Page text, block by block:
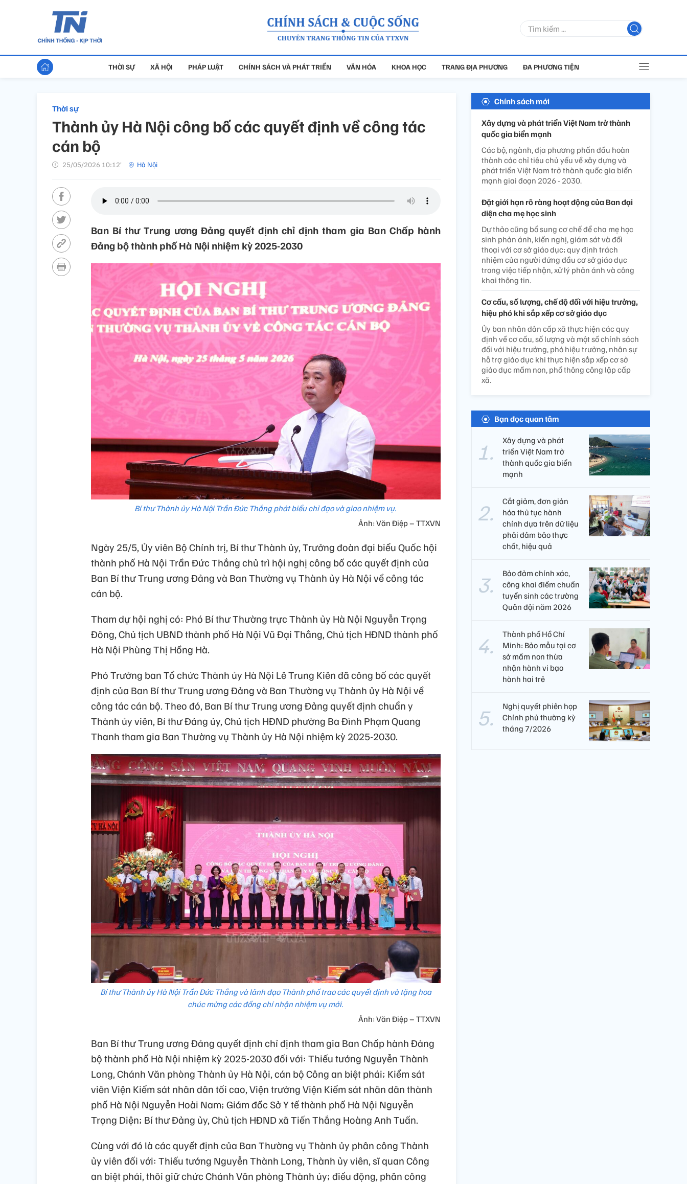
THỜI SỰ XÃ HỘI PHÁP LUẬT CHÍNH SÁCH VÀ PHÁT TRIỂN VĂN HÓA KHOA HỌC TRANG ĐỊA PHƯƠNG ĐA PHƯƠNG TIỆN
Thời sự
Thành ủy Hà Nội công bố các quyết định về công tác
cán bộ
25/05/2026 10:12’ Hà Nội
Ban Bí thư Trung ương Đảng quyết định chỉ định tham gia Ban Chấp hành
Đảng bộ thành phố Hà Nội nhiệm kỳ 2025-2030
Bí thư Thành ủy Hà Nội Trần Đức Thắng phát biểu chỉ đạo và giao nhiệm vụ.
Ảnh: Văn Điệp – TTXVN
Ngày 25/5, Ủy viên Bộ Chính trị, Bí thư Thành ủy, Trưởng đoàn đại biểu Quốc hội
thành phố Hà Nội Trần Đức Thắng chủ trì hội nghị công bố các quyết định của
Ban Bí thư Trung ương Đảng và Ban Thường vụ Thành ủy Hà Nội về công tác
cán bộ.
Tham dự hội nghị có: Phó Bí thư Thường trực Thành ủy Hà Nội Nguyễn Trọng
Đông, Chủ tịch UBND thành phố Hà Nội Vũ Đại Thắng, Chủ tịch HĐND thành phố
Hà Nội Phùng Thị Hồng Hà.
Phó Trưởng ban Tổ chức Thành ủy Hà Nội Lê Trung Kiên đã công bố các quyết
định của Ban Bí thư Trung ương Đảng và Ban Thường vụ Thành ủy Hà Nội về
công tác cán bộ. Theo đó, Ban Bí thư Trung ương Đảng quyết định chuẩn y
Thành ủy viên, Bí thư Đảng ủy, Chủ tịch HĐND phường Ba Đình Phạm Quang
Thanh tham gia Ban Thường vụ Thành ủy Hà Nội nhiệm kỳ 2025-2030.
Bí thư Thành ủy Hà Nội Trần Đức Thắng và lãnh đạo Thành phố trao các quyết định và tặng hoa
chúc mừng các đồng chí nhận nhiệm vụ mới.
Ảnh: Văn Điệp – TTXVN
Ban Bí thư Trung ương Đảng quyết định chỉ định tham gia Ban Chấp hành Đảng
bộ thành phố Hà Nội nhiệm kỳ 2025-2030 đối với: Thiếu tướng Nguyễn Thành
Long, Chánh Văn phòng Thành ủy Hà Nội, cán bộ Công an biệt phái; Kiểm sát
viên Viện Kiểm sát nhân dân tối cao, Viện trưởng Viện Kiểm sát nhân dân thành
phố Hà Nội Nguyễn Hoài Nam; Giám đốc Sở Y tế thành phố Hà Nội Nguyễn
Trọng Diện; Bí thư Đảng ủy, Chủ tịch HĐND xã Tiến Thắng Hoàng Anh Tuấn.
Cùng với đó là các quyết định của Ban Thường vụ Thành ủy phân công Thành
ủy viên đối với: Thiếu tướng Nguyễn Thành Long, Thành ủy viên, sĩ quan Công
an biệt phái, thôi giữ chức Chánh Văn phòng Thành ủy; điều động, phân công
Chính sách mới
Xây dựng và phát triển Việt Nam trở thành
quốc gia biển mạnh
Các bộ, ngành, địa phương phấn đấu hoàn
thành các chỉ tiêu chủ yếu về xây dựng và
phát triển Việt Nam trở thành quốc gia biển
mạnh giai đoạn 2026 - 2030.
Đặt giới hạn rõ ràng hoạt động của Ban đại
diện cha mẹ học sinh
Dự thảo cũng bổ sung cơ chế để cha mẹ học
sinh phản ánh, kiến nghị, giám sát và đối
thoại với cơ sở giáo dục; quy định trách
nhiệm của người đứng đầu cơ sở giáo dục
trong việc tiếp nhận, xử lý phản ánh và công
khai thông tin.
Cơ cấu, số lượng, chế độ đối với hiệu trưởng,
hiệu phó khi sắp xếp cơ sở giáo dục
Ủy ban nhân dân cấp xã thực hiện các quy
định về cơ cấu, số lượng và một số chính sách
đối với hiệu trưởng, phó hiệu trưởng, nhân sự
hỗ trợ giáo dục khi thực hiện sắp xếp cơ sở
giáo dục mầm non, phổ thông công lập cấp
xã.
Bạn đọc quan tâm
Xây dựng và phát
triển Việt Nam trở
thành quốc gia biển
mạnh
Cắt giảm, đơn giản
hóa thủ tục hành
chính dựa trên dữ liệu
phải đảm bảo thực
chất, hiệu quả
Bảo đảm chính xác,
công khai điểm chuẩn
tuyển sinh các trường
Quân đội năm 2026
Thành phố Hồ Chí
Minh: Bảo mẫu tại cơ
sở mầm non thừa
nhận hành vi bạo
hành hai trẻ
Nghị quyết phiên họp
Chính phủ thường kỳ
tháng 7/2026